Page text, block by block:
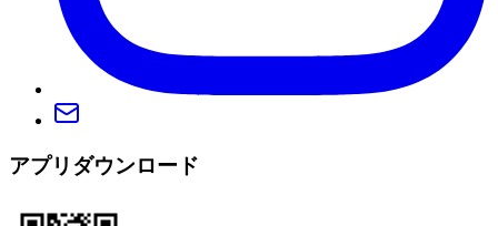
アプリダウンロード